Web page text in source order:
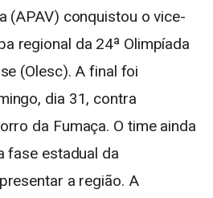
(APAV) conquistou o vice-
regional da 24ª Olimpíada
(Olesc). A final foi
dia 31, contra
da Fumaça. O time ainda
fase estadual da
a região. A